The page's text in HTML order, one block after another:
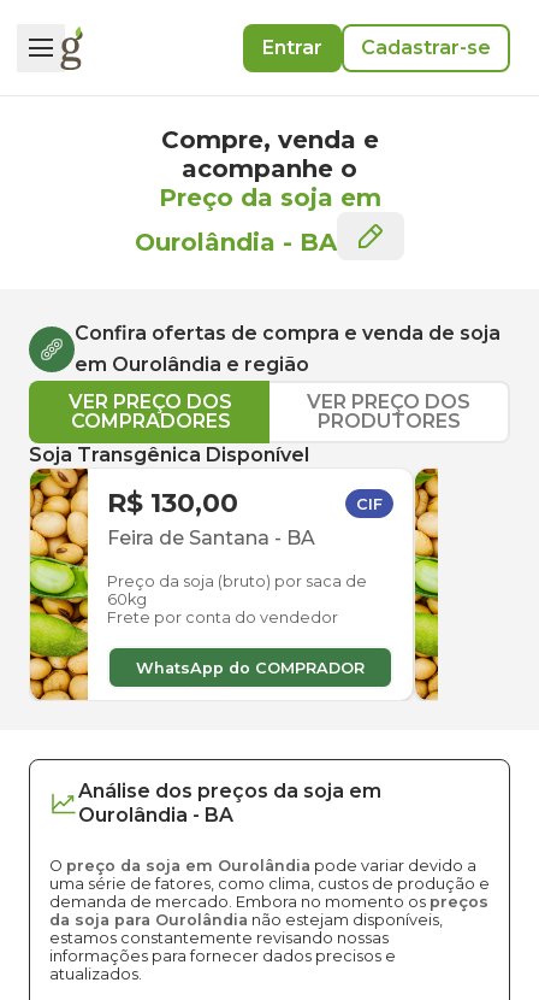
Entrar Cadastrar-se
Compre, venda e
acompanhe o
Preço da soja em
Ourolândia - BA
Confira ofertas de compra e venda de soja
em Ourolândia e região
VER PREÇO DOS
COMPRADORES
VER PREÇO DOS
PRODUTORES
Soja Transgênica Disponível
R$ 130,00 CIF
Feira de Santana - BA
Preço da soja (bruto) por saca de
60kg
Frete por conta do vendedor
WhatsApp do COMPRADOR
Análise dos preços da soja em
Ourolândia - BA
O preço da soja em Ourolândia pode variar devido a
uma série de fatores, como clima, custos de produção e
demanda de mercado. Embora no momento os preços
da soja para Ourolândia não estejam disponíveis,
estamos constantemente revisando nossas
informações para fornecer dados precisos e
atualizados.